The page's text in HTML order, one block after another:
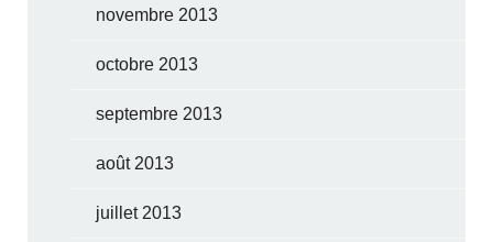
novembre 2013
octobre 2013
septembre 2013
août 2013
juillet 2013